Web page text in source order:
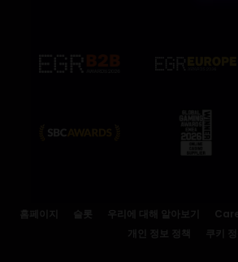
홈페이지 슬롯 우리에 대해 알아보기
개인 정보 정책
쿠키